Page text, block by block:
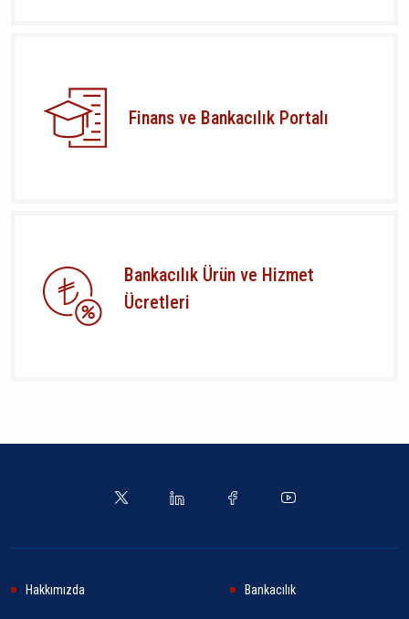
Finans ve Bankacılık Portalı
Bankacılık Ürün ve Hizmet
Ücretleri
Hakkımızda Bankacılık